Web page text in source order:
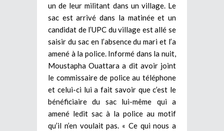
un de leur militant dans un village. Le
sac est arrivé dans la matinée et un
candidat de l’UPC du village est allé se
saisir du sac en l’absence du mari et l’a
amené à la police. Informé dans la nuit,
Moustapha Ouattara a dit avoir joint
le commissaire de police au téléphone
et celui-ci lui a fait savoir que c’est le
bénéficiaire du sac lui-même qui a
amené ledit sac à la police au motif
qu’il n’en voulait pas. « Ce qui nous a